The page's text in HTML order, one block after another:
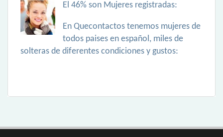
El 46% son Mujeres registradas:
En Quecontactos tenemos mujeres de
todos paises en español, miles de
solteras de diferentes condiciones y gustos: